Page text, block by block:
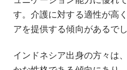
す。介護に対する適性が高
アを提供する傾向があるでし
インドネシア出身の方々は